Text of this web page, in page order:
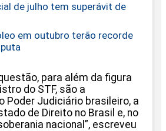
de julho tem superávit de
em outubro terão recorde
para além da figura
do STF, são a
Poder Judiciário brasileiro, a
de Direito no Brasil e, no
nacional”, escreveu